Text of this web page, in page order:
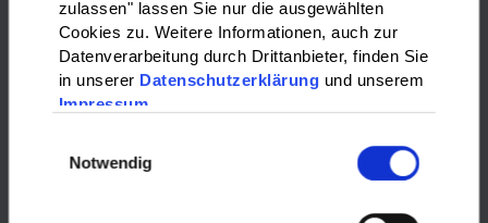
zulassen" lassen Sie nur die ausgewählten
Cookies zu. Weitere Informationen, auch zur
Datenverarbeitung durch Drittanbieter, finden Sie
in unserer Datenschutzerklärung und unserem
Impressum
Notwendig
WAS?:
Bitte wählen…
Bitte wählen…